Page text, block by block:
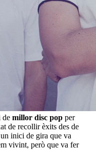
de millor disc pop per
de recollir èxits des de
inici de gira que va
vivint, però que va fer